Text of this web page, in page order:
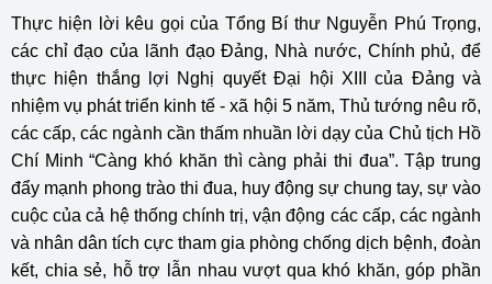
Thực hiện lời kêu gọi của Tổng Bí thư Nguyễn Phú Trọng,
các chỉ đạo của lãnh đạo Đảng, Nhà nước, Chính phủ, để
thực hiện thắng lợi Nghị quyết Đại hội XIII của Đảng và
nhiệm vụ phát triển kinh tế - xã hội 5 năm, Thủ tướng nêu rõ,
các cấp, các ngành cần thấm nhuần lời dạy của Chủ tịch Hồ
Chí Minh “Càng khó khăn thì càng phải thi đua”. Tập trung
đẩy mạnh phong trào thi đua, huy động sự chung tay, sự vào
cuộc của cả hệ thống chính trị, vận động các cấp, các ngành
và nhân dân tích cực tham gia phòng chống dịch bệnh, đoàn
kết, chia sẻ, hỗ trợ lẫn nhau vượt qua khó khăn, góp phần